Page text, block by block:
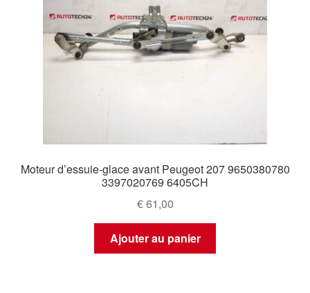
Moteur d’essuie-glace avant Peugeot 207 9650380780
3397020769 6405CH
€61,00
Ajouter au panier